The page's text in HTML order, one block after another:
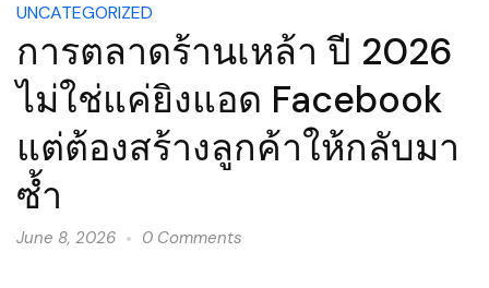
UNCATEGORIZED
การตลาดร้านเหล้า ปี 2026
ไม่ใช่แค่ยิงแอด Facebook
แต่ต้องสร้างลูกค้าให้กลับมา
ซ้ำ
June 8, 2026 0 Comments